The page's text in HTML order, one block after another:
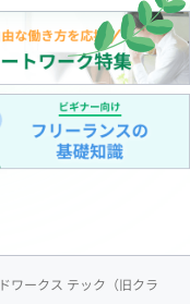
ワークス テック（旧クラ